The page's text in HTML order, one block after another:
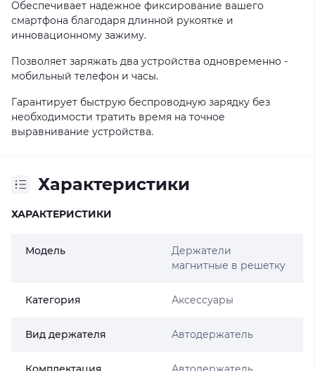
Обеспечивает надежное фиксирование вашего
смартфона благодаря длинной рукоятке и
инновационному зажиму.
Позволяет заряжать два устройства одновременно -
мобильный телефон и часы.
Гарантирует быструю беспроводную зарядку без
необходимости тратить время на точное
выравнивание устройства.
Характеристики
ХАРАКТЕРИСТИКИ
Модель
Держатели
магнитные в решетку
Категория Аксессуары
Вид держателя Автодержатель